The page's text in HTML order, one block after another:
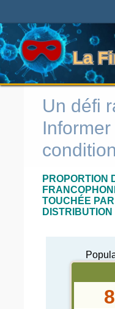
La
Un défi
PROPORTION
TOUCHÉE